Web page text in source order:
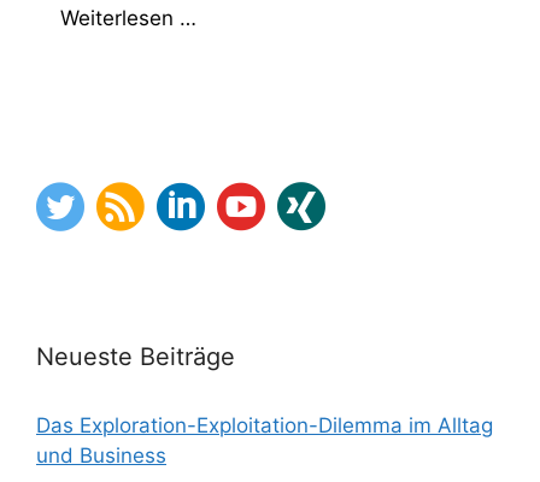
Weiterlesen …
Neueste Beiträge
Das Exploration-Exploitation-Dilemma im Alltag
und Business